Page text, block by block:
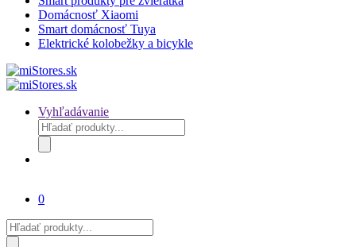
Domácnosť Xiaomi
Smart domácnosť Tuya
Elektrické kolobežky a bicykle
Vyhľadávanie
Products
search
0
Products
search